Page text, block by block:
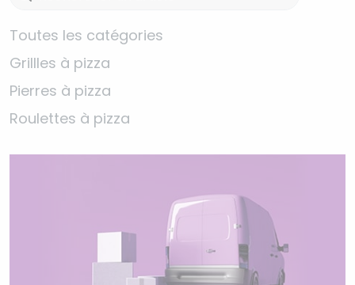
Toutes les catégories
Grillles à pizza
Pierres à pizza
Roulettes à pizza